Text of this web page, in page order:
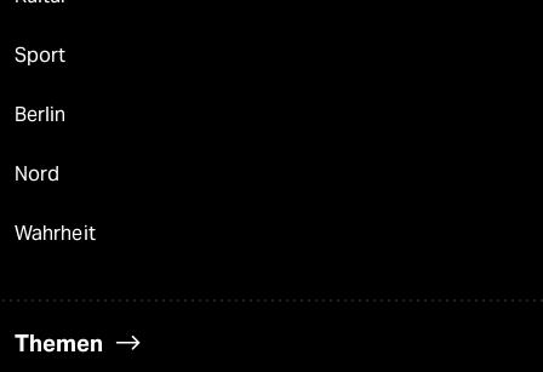
Sport
Berlin
Nord
Wahrheit
Themen